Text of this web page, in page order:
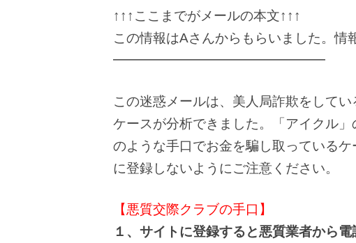
↑↑↑ここまでがメールの本文↑↑↑
この情報はAさんからもらいました。情
━━━━━━━━━━━━━━━━
この迷惑メールは、美人局詐欺をして
ケースが分析できました。「アイクル
のような手口でお金を騙し取っている
に登録しないようにご注意ください。
【悪質交際クラブの手口】
１、サイトに登録すると悪質業者から